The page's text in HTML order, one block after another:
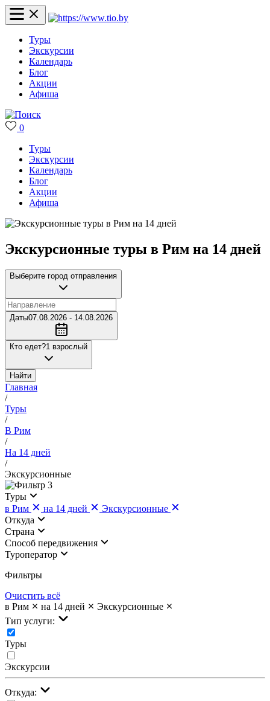
Туры
Экскурсии
Календарь
Блог
Акции
Афиша
0
Туры
Экскурсии
Календарь
Блог
Акции
Афиша
Экскурсионные туры в Рим на 14 дней
Выберите город отправления
Даты07.08.2026 - 14.08.2026
Кто едет?1 взрослый
Найти
Главная
/
Туры
/
В Рим
/
На 14 дней
/
Экскурсионные
3
Туры
в Рим
на 14 дней
Экскурсионные
Откуда
Страна
Cпособ передвижения
Туроператор
Фильтры
Очистить всё
в Рим
на 14 дней
Экскурсионные
Тип услуги:
Туры
Экскурсии
Откуда: